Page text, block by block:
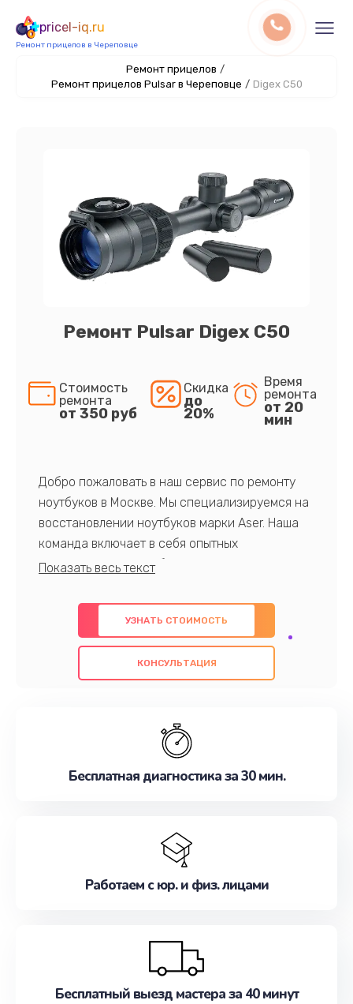
pricel-iq.ru
Ремонт прицелов в Череповце
Ремонт прицелов /
Ремонт прицелов Pulsar в Череповце / Digex C50
Ремонт Pulsar Digex C50
Стоимость
ремонта
от 350 руб
Скидка
до
20%
Время
ремонта
от 20
мин
Добро пожаловать в наш сервис по ремонту
ноутбуков в Москве. Мы специализируемся на
восстановлении ноутбуков марки Aser. Наша
команда включает в себя опытных
профессионалов с обширными знаниями и
предлагаем быстрый и качественный ремонт с
использованием оригинальных компонентов, а
также гарантируем качество всех
проведенных работ. Наша цель - предоставить
наилучшим образом. Не медлите записаться на
УЗНАТЬ СТОИМОСТЬ
КОНСУЛЬТАЦИЯ
Бесплатная диагностика за 30 мин.
Работаем с юр. и физ. лицами
Бесплатный выезд мастера за 40 минут